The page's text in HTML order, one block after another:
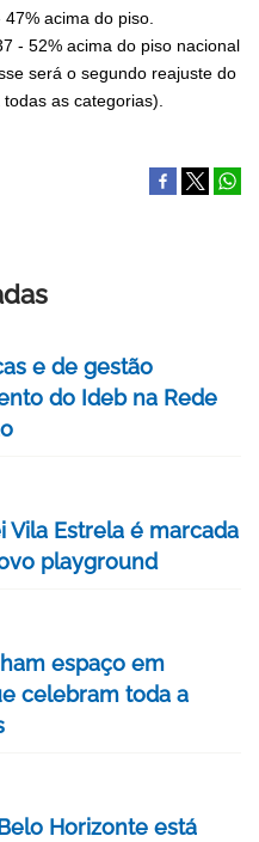
acima do piso.
- 52% acima do piso nacional
será o segundo reajuste do
as categorias).
e de gestão
do Ideb na Rede
Vila Estrela é marcada
playground
espaço em
celebram toda a
Horizonte está